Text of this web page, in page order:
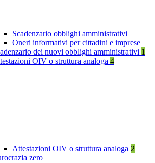
Scadenzario obblighi amministrativi
Oneri informativi per cittadini e imprese
dei nuovi obblighi amministrativi 1
OIV o struttura analoga 4
Attestazioni OIV o struttura analoga 2
zero